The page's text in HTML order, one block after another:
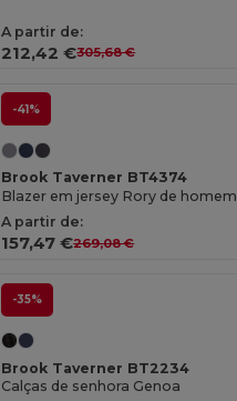
A partir de:
212,42 €305,68 €
-41%
Brook Taverner BT4374
Blazer em jersey Rory de homem
A partir de:
157,47 €269,08 €
-35%
Brook Taverner BT2234
Calças de senhora Genoa